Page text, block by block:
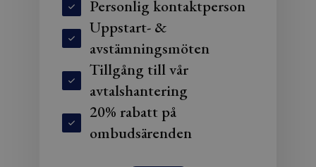
Personlig kontaktperson
Uppstart- &
avstämningsmöten
Tillgång till vår
avtalshantering
20% rabatt på
ombudsärenden